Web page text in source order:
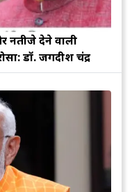
नतीजे देने वाली
डॉ. जगदीश चंद्र